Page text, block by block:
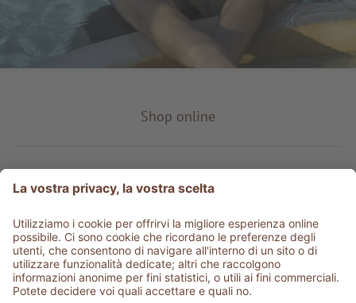
Shop online
Tipo prodotto
Service & info
Be social